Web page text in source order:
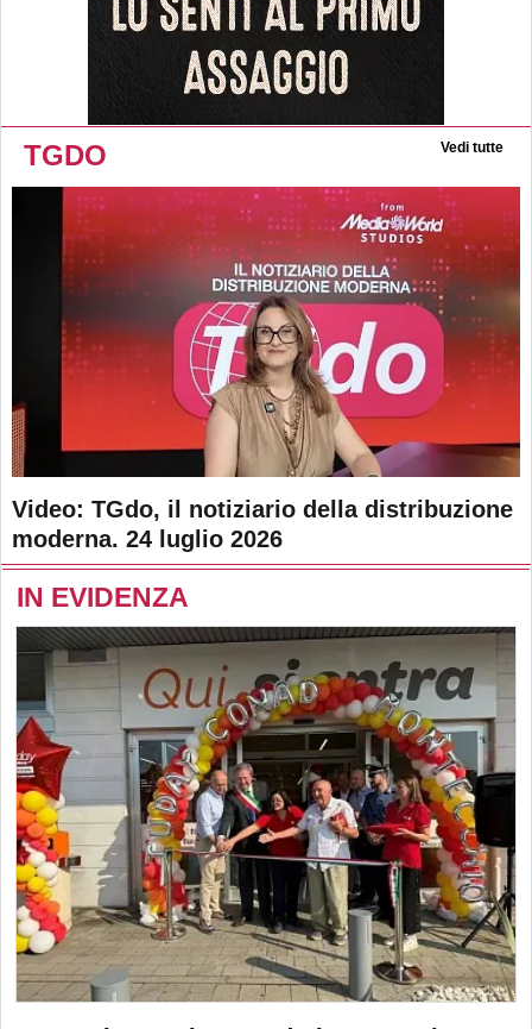
TGDO Vedi tutte
Video: TGdo, il notiziario della distribuzione
moderna. 24 luglio 2026
IN EVIDENZA